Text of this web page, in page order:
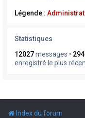
Légende :
Statistiques
12027messages •
enregistré le plus
Index du forum